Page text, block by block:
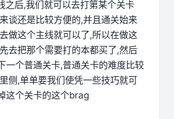
之后,我们就可以去打第某个关卡
谈还是比较方便的,并且通关始来
做这个主线就可以了,所以在做这
去把那个需要打的本都买了,然后
一个普通关卡,普通关卡的难度比较
侧,单单要我们使凭一些技巧就可
这个关卡的这个brag